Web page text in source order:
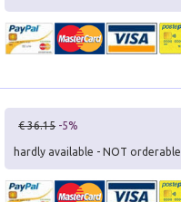
€ 36.15 -5%
hardly available - NOT orderable